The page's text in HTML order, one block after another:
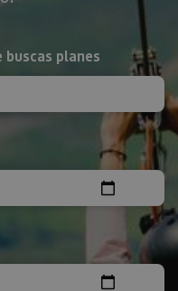
planes